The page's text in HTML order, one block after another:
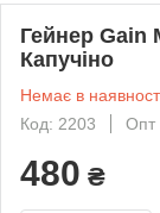
Гейнер Gain
Капучіно
Немає в
Код: 2203
Опт
480 ₴